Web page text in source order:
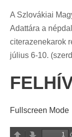
A Szlovákiai
Adattára a
citerazenekarok
július 6-10.
Fullscreen Mode